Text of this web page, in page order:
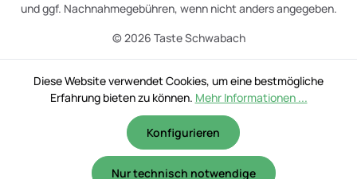
© 2026 Taste Schwabach
und ggf. Nachnahmegebühren, wenn nicht anders angegeben.
Diese Website verwendet Cookies, um eine bestmögliche
Erfahrung bieten zu können. Mehr Informationen ...
Nur technisch notwendige
Konfigurieren